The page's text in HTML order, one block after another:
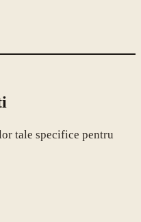
tale specifice pentru